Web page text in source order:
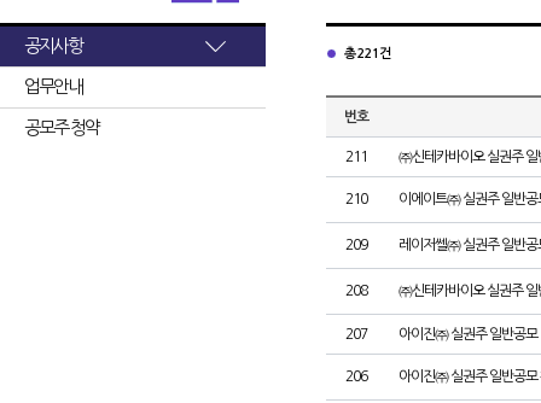
공지사항
업무안내
공모주 청약
총 221건
번호
211 ㈜신테카바이오 실권주 일
210 이에이트㈜ 실권주 일반공
209 레이저쎌㈜ 실권주 일반공
208 ㈜신테카바이오 실권주 일
207 아이진㈜ 실권주 일반공모
206 아이진㈜ 실권주 일반공모